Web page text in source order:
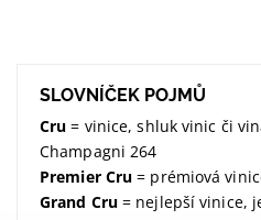
SLOVNÍČEK POJMŮ
Cru = vinice, shluk vinic či
Champagni 264
Premier Cru = prémiová
Grand Cru= nejlepší vinice,